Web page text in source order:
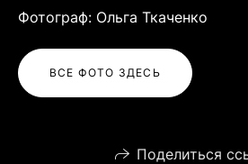
Фотограф: Ольга Ткаченко
ВСЕ ФОТО ЗДЕСЬ
Поделиться